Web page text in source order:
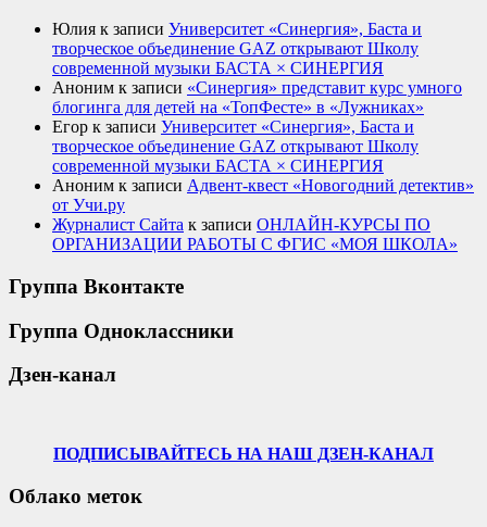
Юлия к записи Университет «Синергия», Баста и
творческое объединение GAZ открывают Школу
современной музыки БАСТА × СИНЕРГИЯ
Аноним к записи «Синергия» представит курс умного
блогинга для детей на «ТопФесте» в «Лужниках»
Егор к записи Университет «Синергия», Баста и
творческое объединение GAZ открывают Школу
современной музыки БАСТА × СИНЕРГИЯ
Аноним к записи Адвент-квест «Новогодний детектив»
от Учи.ру
Журналист Сайта к записи ОНЛАЙН-КУРСЫ ПО
ОРГАНИЗАЦИИ РАБОТЫ С ФГИС «МОЯ ШКОЛА»
Группа Вконтакте
Группа Одноклассники
Дзен-канал
ПОДПИСЫВАЙТЕСЬ НА НАШ ДЗЕН-КАНАЛ
Облако меток